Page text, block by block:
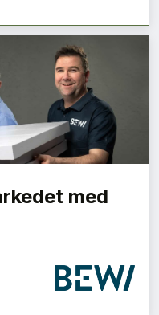
2026
2026 med